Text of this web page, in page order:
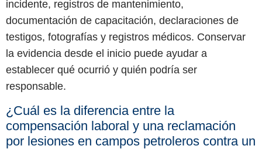
incidente, registros de mantenimiento,
documentación de capacitación, declaraciones de
testigos, fotografías y registros médicos. Conservar
la evidencia desde el inicio puede ayudar a
establecer qué ocurrió y quién podría ser
responsable.
¿Cuál es la diferencia entre la
compensación laboral y una reclamación
por lesiones en campos petroleros contra un